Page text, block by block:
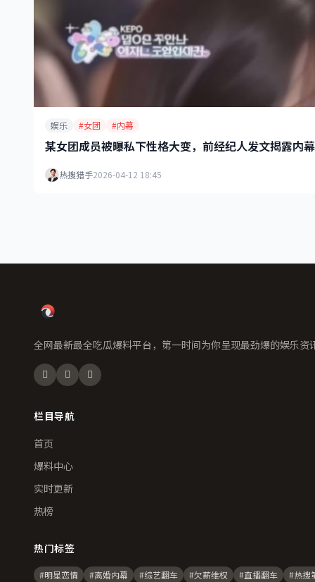
娱乐 #女团 #内幕
某女团成员被曝私下性格大变，前经纪人发文揭露内幕
热搜猎手2026-04-12 18:45
全网最新最全吃瓜爆料平台，第一时间为你呈现最劲爆的娱乐资
栏目导航
首页
爆料中心
实时更新
热榜
热门标签
#明星恋情 #离婚内幕 #综艺翻车 #欠薪维权 #直播翻车 #热搜